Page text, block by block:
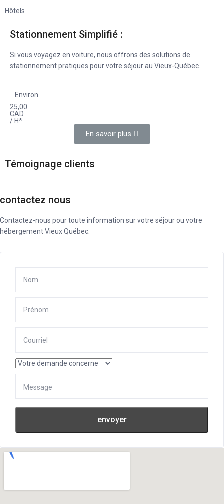
Hôtels
Stationnement Simplifié :
Si vous voyagez en voiture, nous offrons des solutions de
stationnement pratiques pour votre séjour au Vieux-Québec.
Environ
25,00
CAD
/ H*
En savoir plus
Témoignage clients
contactez nous
Contactez-nous pour toute information sur votre séjour ou votre
hébergement Vieux Québec.